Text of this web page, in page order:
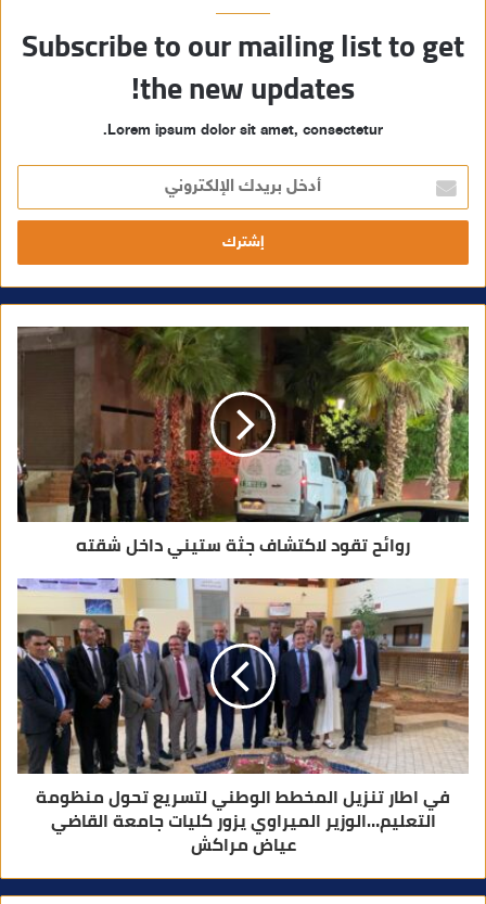
Subscribe to our mailing list to get
the new updates!
Lorem ipsum dolor sit amet, consectetur.
خ
ل
ر
ا
ل
إ
ل
ك
ت
ر
و
ن
ي
روائح تقود لاكتشاف جثة ستيني داخل شقته
في اطار تنزيل المخطط الوطني لتسريع تحول منظومة
التعليم…الوزير الميراوي يزور كليات جامعة القاضي
عياض مراكش